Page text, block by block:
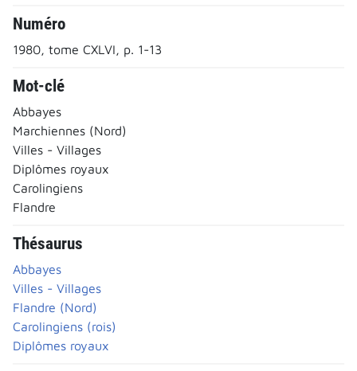
Numéro
1980, tome CXLVI, p. 1-13
Mot-clé
Abbayes
Marchiennes (Nord)
Villes - Villages
Diplômes royaux
Carolingiens
Flandre
Thésaurus
Abbayes
Villes - Villages
Flandre (Nord)
Carolingiens (rois)
Diplômes royaux